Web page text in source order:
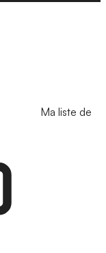
Ma liste de